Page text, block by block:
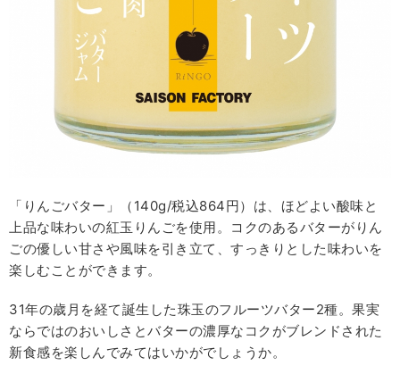
「りんごバター」（140g/税込864円）は、ほどよい酸味と
上品な味わいの紅玉りんごを使用。コクのあるバターがりん
ごの優しい甘さや風味を引き立て、すっきりとした味わいを
楽しむことができます。
31年の歳月を経て誕生した珠玉のフルーツバター2種。果実
ならではのおいしさとバターの濃厚なコクがブレンドされた
新食感を楽しんでみてはいかがでしょうか。